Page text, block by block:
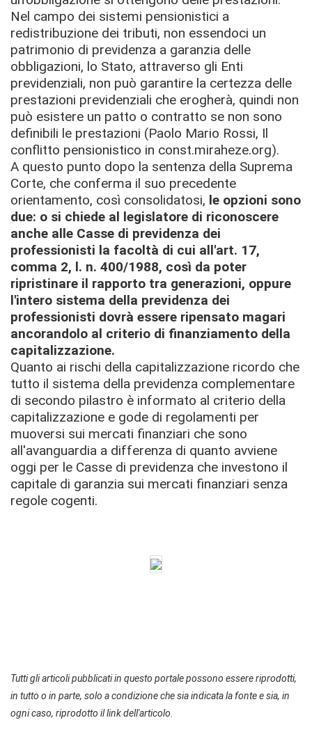
Nel campo dei sistemi pensionistici a
redistribuzione dei tributi, non essendoci un
patrimonio di previdenza a garanzia delle
obbligazioni, lo Stato, attraverso gli Enti
previdenziali, non può garantire la certezza delle
prestazioni previdenziali che erogherà, quindi non
può esistere un patto o contratto se non sono
definibili le prestazioni (Paolo Mario Rossi, Il
conflitto pensionistico in const.miraheze.org).
A questo punto dopo la sentenza della Suprema
Corte, che conferma il suo precedente
orientamento, così consolidatosi, le opzioni sono
due: o si chiede al legislatore di riconoscere
anche alle Casse di previdenza dei
professionisti la facoltà di cui all'art. 17,
comma 2, l. n. 400/1988, così da poter
ripristinare il rapporto tra generazioni, oppure
l'intero sistema della previdenza dei
professionisti dovrà essere ripensato magari
ancorandolo al criterio di finanziamento della
capitalizzazione.
Quanto ai rischi della capitalizzazione ricordo che
tutto il sistema della previdenza complementare
di secondo pilastro è informato al criterio della
capitalizzazione e gode di regolamenti per
muoversi sui mercati finanziari che sono
all'avanguardia a differenza di quanto avviene
oggi per le Casse di previdenza che investono il
capitale di garanzia sui mercati finanziari senza
regole cogenti.
Tutti gli articoli pubblicati in questo portale possono essere riprodotti,
in tutto o in parte, solo a condizione che sia indicata la fonte e sia, in
ogni caso, riprodotto il link dell'articolo.